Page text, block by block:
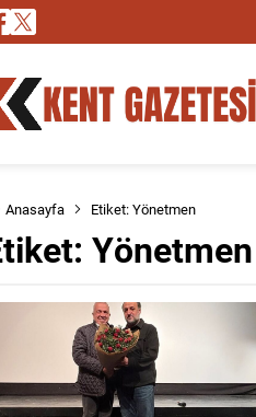
Anasayfa Etiket: Yönetmen
Yönetmen